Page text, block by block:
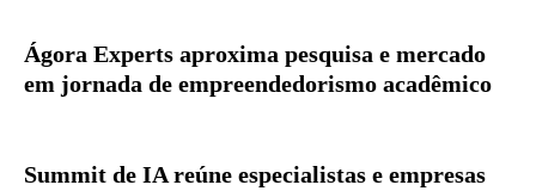
Ágora Experts aproxima pesquisa e mercado
em jornada de empreendedorismo acadêmico
Summit de IA reúne especialistas e empresas